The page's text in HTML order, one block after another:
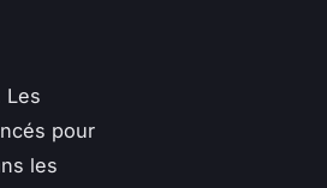
Les
pour
les